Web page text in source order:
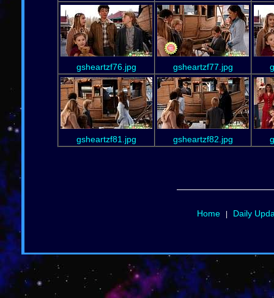
gsheartzf76.jpg gsheartzf77.jpg
gsheartzf81.jpg gsheartzf82.jpg
Home| Daily